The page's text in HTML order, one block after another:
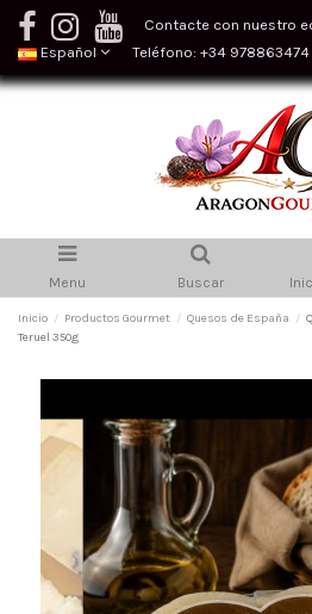
Contacte con nuestro
Español
Teléfono: +34 978863474
Menu Buscar
Inicio Productos Gourmet Quesos de España
Teruel 350g